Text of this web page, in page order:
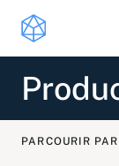
Produits
ETPS
Analyses
PARCOURIR